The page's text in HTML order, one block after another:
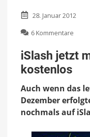
28. Januar 2012
6 Kommentare
jetzt
mit
iSlash jetzt
kostenlos
Auch wenn das
Dezember
nochmals auf